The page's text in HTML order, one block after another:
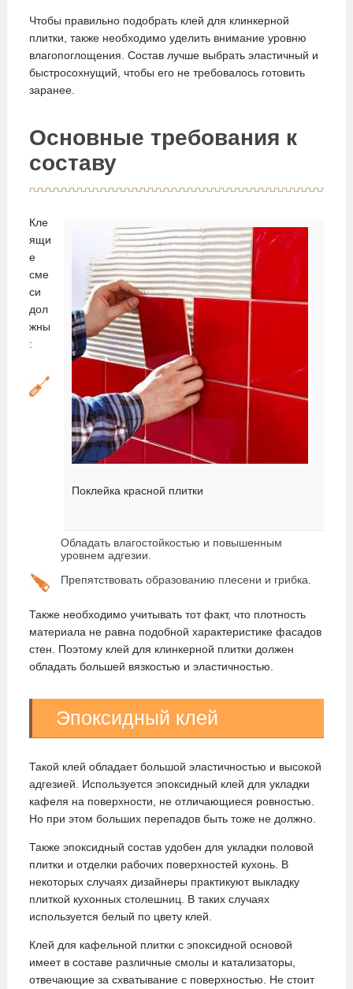
Чтобы правильно подобрать клей для клинкерной
плитки, также необходимо уделить внимание уровню
влагопоглощения. Состав лучше выбрать эластичный и
быстросохнущий, чтобы его не требовалось готовить
заранее.
Основные требования к
составу
Поклейка красной плитки
Кле
ящи
е
сме
си
дол
жны
:
Обладать влагостойкостью и повышенным
уровнем адгезии.
Препятствовать образованию плесени и грибка.
Также необходимо учитывать тот факт, что плотность
материала не равна подобной характеристике фасадов
стен. Поэтому клей для клинкерной плитки должен
обладать большей вязкостью и эластичностью.
Эпоксидный клей
Такой клей обладает большой эластичностью и высокой
адгезией. Используется эпоксидный клей для укладки
кафеля на поверхности, не отличающиеся ровностью.
Но при этом больших перепадов быть тоже не должно.
Также эпоксидный состав удобен для укладки половой
плитки и отделки рабочих поверхностей кухонь. В
некоторых случаях дизайнеры практикуют выкладку
плиткой кухонных столешниц. В таких случаях
используется белый по цвету клей.
Клей для кафельной плитки с эпоксидной основой
имеет в составе различные смолы и катализаторы,
отвечающие за схватывание с поверхностью. Не стоит